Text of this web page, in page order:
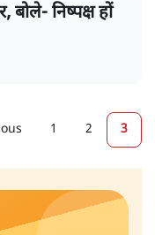
निष्पक्ष हों
1 2 3